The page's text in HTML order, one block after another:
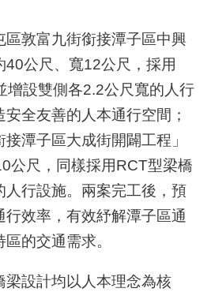
區敦富九街銜接潭子區中興
40公尺、寬12公尺，採用
增設雙側各2.2公尺寬的人行
全友善的人本通行空間；
接潭子區大成街開闢工程」
公尺，同樣採用RCT型梁橋
人行設施。兩案完工後，預
效率，有效紓解潭子區通
的交通需求。
梁設計均以人本理念為核